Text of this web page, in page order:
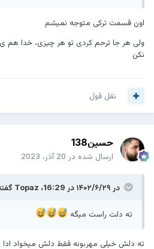
اون قسمت ترکی متوجه نمیشم
ولی هر جا ترحم کردی تو هر چیزی، خدا هم
نکن
نقل قول
حسین138
ارسال شده در 20 آذر، 2023
در ۱۴۰۲/۶/۲۹ در 16:29، Topaz
ته دلت راست میگه
ته دلش خیلی مهربونه فقط دلش میخواد ادا